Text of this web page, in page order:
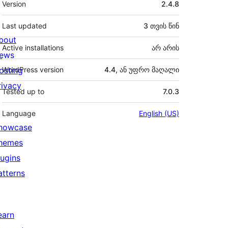
Version 2.4.8
Last updated 3 თვის წინ
Active installations არ არის
WordPress version 4.4, ან უფრო მაღალი
Tested up to 7.0.3
Language English (US)